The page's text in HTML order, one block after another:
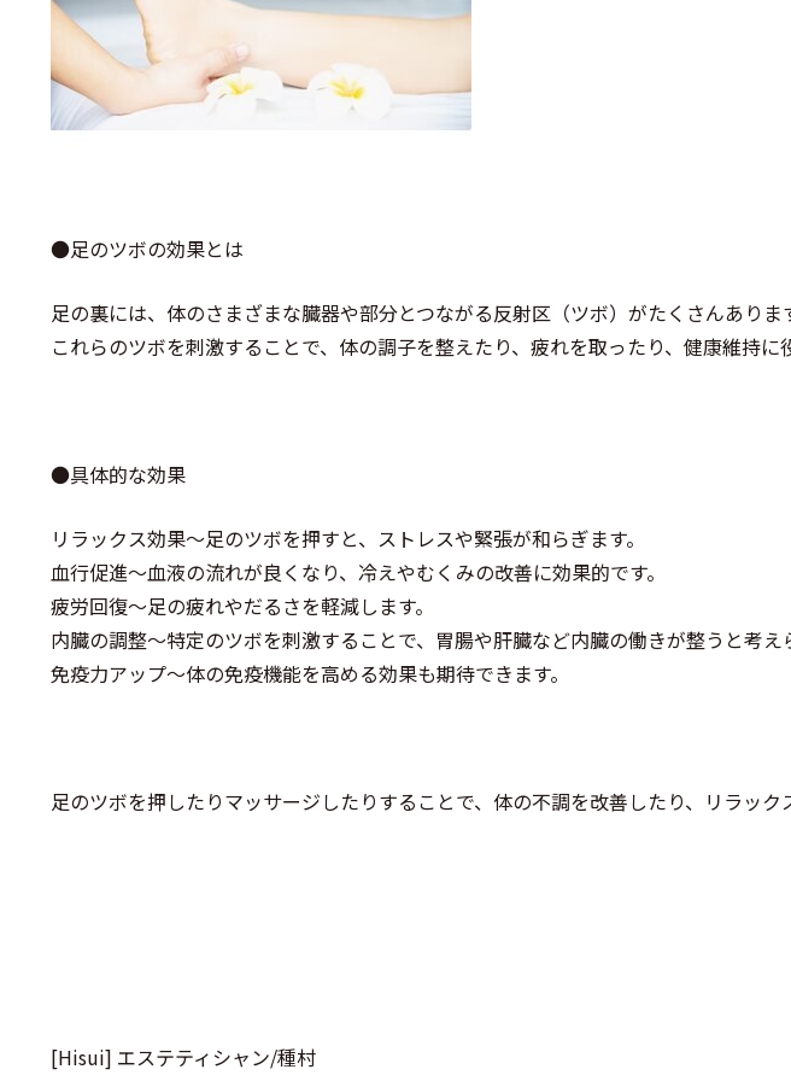
●足のツボの効果とは
足の裏には、体のさまざまな臓器や部分とつながる反射区（ツボ）がたくさんありま
これらのツボを刺激することで、体の調子を整えたり、疲れを取ったり、健康維持に
●具体的な効果
リラックス効果～足のツボを押すと、ストレスや緊張が和らぎます。
血行促進～血液の流れが良くなり、冷えやむくみの改善に効果的です。
疲労回復～足の疲れやだるさを軽減します。
内臓の調整～特定のツボを刺激することで、胃腸や肝臓など内臓の働きが整うと考え
免疫力アップ～体の免疫機能を高める効果も期待できます。
足のツボを押したりマッサージしたりすることで、体の不調を改善したり、リラック
[Hisui] エステティシャン/種村